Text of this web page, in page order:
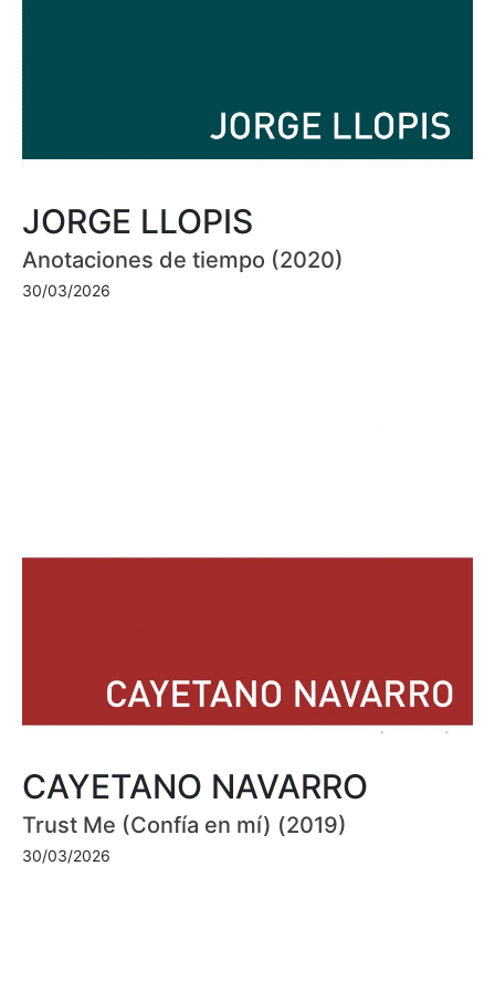
JORGE LLOPIS
Anotaciones de tiempo (2020)
30/03/2026
CAYETANO NAVARRO
Trust Me (Confía en mí) (2019)
30/03/2026